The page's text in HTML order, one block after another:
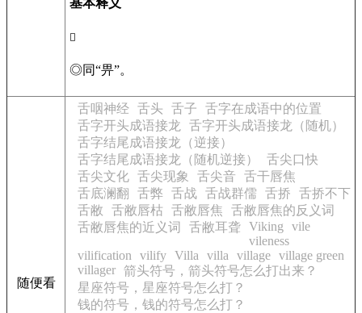
𢮧
◎同“畀”。
随便看
舌咽神经 舌头 舌子
舌字在成语中的位置
舌字开头成语接龙
舌字开头成语接龙（随机）
舌字结尾成语接龙（逆接）
舌字结尾成语接龙（随机逆接）
舌尖口快
舌尖文化 舌尖现象 舌尖音
舌干唇焦
舌底澜翻
舌弊 舌战 舌战群儒 舌挢
舌挢不下
舌敝
舌敝唇枯 舌敝唇焦
舌敝唇焦的反义词
舌敝唇焦的近义词
舌敝耳聋 Viking
vile
vileness
vilification
vilify Villa villa village village green
villager 箭头符号，箭头符号怎么打出来？
星座符号，星座符号怎么打？
钱的符号，钱的符号怎么打？